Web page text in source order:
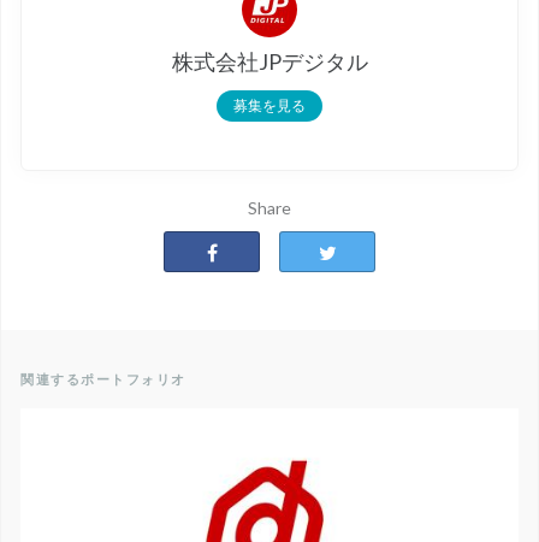
株式会社JPデジタル
募集を見る
Share
関連するポートフォリオ